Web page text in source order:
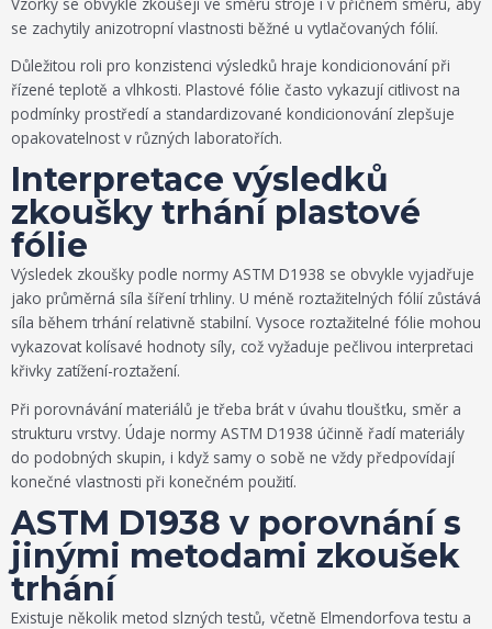
se zachytily anizotropní vlastnosti běžné u vytlačovaných fólií.
Důležitou roli pro konzistenci výsledků hraje kondicionování při
řízené teplotě a vlhkosti. Plastové fólie často vykazují citlivost na
podmínky prostředí a standardizované kondicionování zlepšuje
opakovatelnost v různých laboratořích.
Interpretace výsledků
zkoušky trhání plastové
fólie
Výsledek zkoušky podle normy ASTM D1938 se obvykle vyjadřuje
jako průměrná síla šíření trhliny. U méně roztažitelných fólií zůstává
síla během trhání relativně stabilní. Vysoce roztažitelné fólie mohou
vykazovat kolísavé hodnoty síly, což vyžaduje pečlivou interpretaci
křivky zatížení-roztažení.
Při porovnávání materiálů je třeba brát v úvahu tloušťku, směr a
strukturu vrstvy. Údaje normy ASTM D1938 účinně řadí materiály
do podobných skupin, i když samy o sobě ne vždy předpovídají
konečné vlastnosti při konečném použití.
ASTM D1938 v porovnání s
jinými metodami zkoušek
trhání
Existuje několik metod slzných testů, včetně Elmendorfova testu a